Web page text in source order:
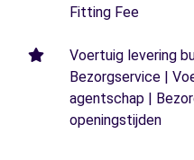
Fitting Fee
Voertuig levering
Bezorgservice |
agentschap |
openingstijden